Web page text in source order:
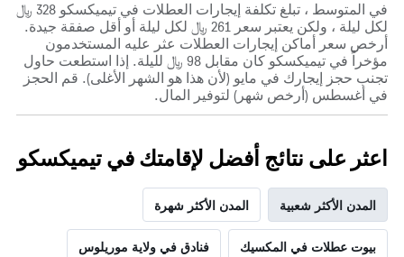
في المتوسط ، تبلغ تكلفة إيجارات العطلات في تيميكسكو 328 ﷼
لكل ليلة ، ولكن يعتبر سعر 261 ﷼ لكل ليلة أو أقل صفقة جيدة.
أرخص سعر أماكن إيجارات العطلات عثر عليه المستخدمون
مؤخراً في تيميكسكو كان مقابل 98 ﷼ لليلة. إذا استطعت حاول
تجنب حجز إيجارك في مايو (لأن هذا هو الشهر الأغلى). قم الحجز
في أغسطس (أرخص شهر) لتوفير المال.
اعثر على نتائج أفضل لإقامتك في تيميكسكو
المدن الأكثر شعبية المدن الأكثر شهرة
بيوت عطلات في المكسيك فنادق في ولاية موريلوس